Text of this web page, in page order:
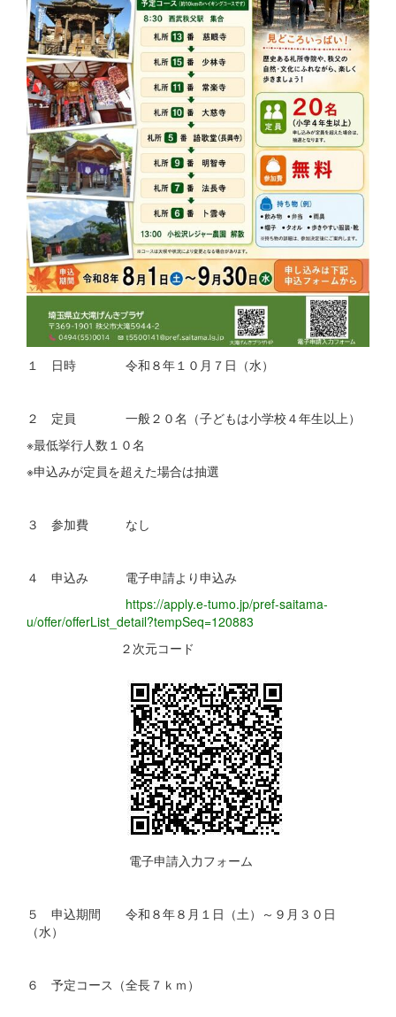
１ 日時 令和８年１０月７日（水）
２ 定員 一般２０名（子どもは小学校４年生以上）
※最低挙行人数１０名
※申込みが定員を超えた場合は抽選
３ 参加費 なし
４ 申込み 電子申請より申込み
https://apply.e-tumo.jp/pref-saitama-
u/offer/offerList_detail?tempSeq=120883
２次元コード
電子申請入力フォーム
５ 申込期間 令和８年８月１日（土）～９月３０日
（水）
６ 予定コース（全長７ｋｍ）